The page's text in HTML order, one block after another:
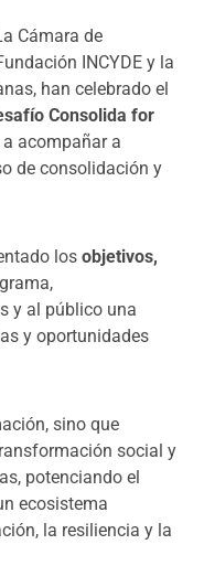
Cámara de
INCYDE y la
han celebrado el
Consolida for
acompañar a
de consolidación y
los objetivos,
y al público una
y oportunidades
sino que
social y
potenciando el
ecosistema
la resiliencia y la